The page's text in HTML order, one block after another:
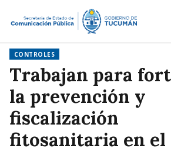
CONTROLES
Trabajan para
la prevención y
fiscalización
fitosanitaria en el